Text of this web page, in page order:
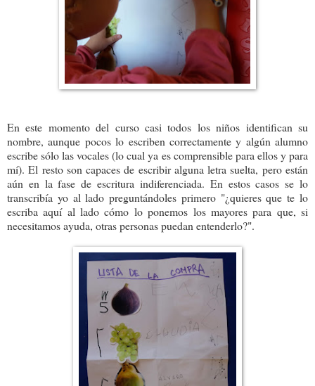
En este momento del curso casi todos los niños identifican su
nombre, aunque pocos lo escriben correctamente y algún alumno
escribe sólo las vocales (lo cual ya es comprensible para ellos y para
mí). El resto son capaces de escribir alguna letra suelta, pero están
aún en la fase de escritura indiferenciada. En estos casos se lo
transcribía yo al lado preguntándoles primero "¿quieres que te lo
escriba aquí al lado cómo lo ponemos los mayores para que, si
necesitamos ayuda, otras personas puedan entenderlo?".